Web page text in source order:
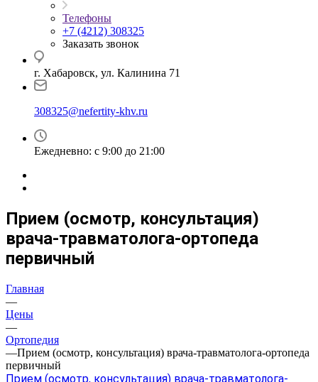
Телефоны
+7 (4212) 308325
Заказать звонок
г. Хабаровск, ул. Калинина 71
308325@nefertity-khv.ru
Ежедневно: с 9:00 до 21:00
Прием (осмотр, консультация)
врача-травматолога-ортопеда
первичный
Главная
—
Цены
—
Ортопедия
—Прием (осмотр, консультация) врача-травматолога-ортопеда
первичный
Прием (осмотр, консультация) врача-травматолога-